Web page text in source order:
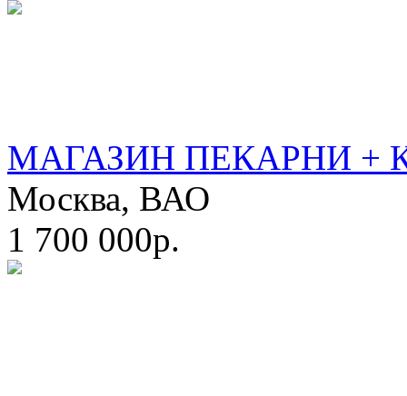
МАГАЗИН ПЕКАРНИ +
Москва, ВАО
1 700 000р.